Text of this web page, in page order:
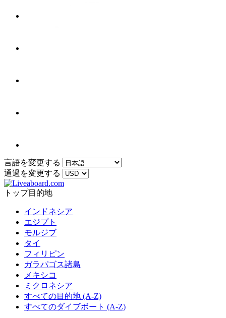
言語を変更する
通過を変更する
トップ目的地
インドネシア
エジプト
モルジブ
タイ
フィリピン
ガラパゴス諸島
メキシコ
ミクロネシア
すべての目的地 (A-Z)
すべてのダイブボート (A-Z)